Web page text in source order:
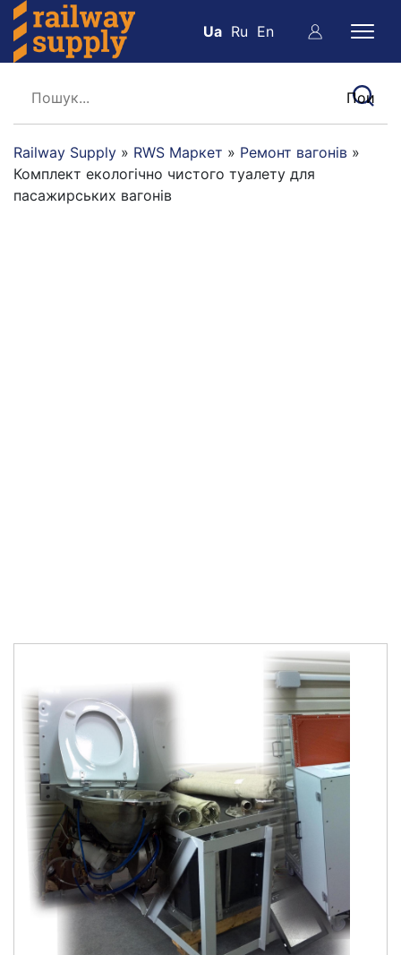
Ua Ru En
Railway Supply » RWS Маркет » Ремонт вагонів »
Комплект екологічно чистого туалету для
пасажирських вагонів